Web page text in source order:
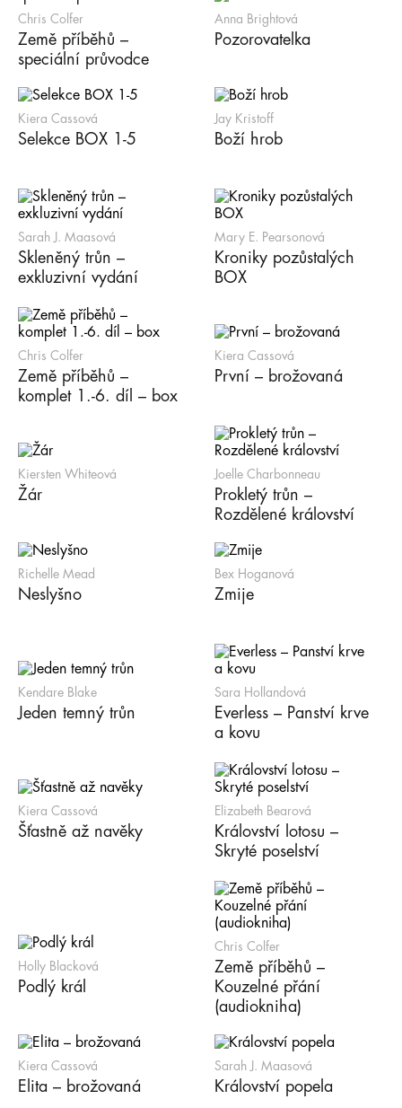
Chris Colfer
Země příběhů –
speciální průvodce
Anna Brightová
Pozorovatelka
Kiera Cassová
Selekce BOX 1-5
Jay Kristoff
Boží hrob
Sarah J. Maasová
Skleněný trůn –
exkluzivní vydání
Mary E. Pearsonová
Kroniky pozůstalých
BOX
Chris Colfer
Země příběhů –
komplet 1.-6. díl – box
Kiera Cassová
První – brožovaná
Kiersten Whiteová
Žár
Joelle Charbonneau
Prokletý trůn –
Rozdělené království
Richelle Mead
Neslyšno
Bex Hoganová
Zmije
Kendare Blake
Jeden temný trůn
Sara Hollandová
Everless – Panství krve
a kovu
Kiera Cassová
Šťastně až navěky
Elizabeth Bearová
Království lotosu –
Skryté poselství
Holly Blacková
Podlý král
Chris Colfer
Země příběhů –
Kouzelné přání
(audiokniha)
Kiera Cassová
Elita – brožovaná
Sarah J. Maasová
Království popela